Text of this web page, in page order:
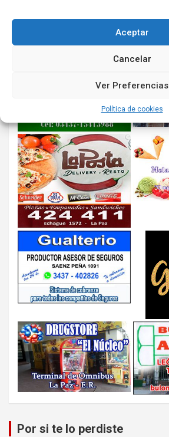
Aceptar
Cancelar
Ver Preferencias
Política de cookies
Por si te lo perdiste